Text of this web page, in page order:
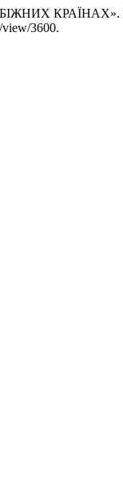
КРАЇНАХ».
view/3600.